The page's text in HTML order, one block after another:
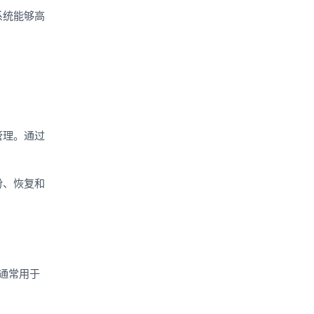
能够高
。通过
恢复和
常用于